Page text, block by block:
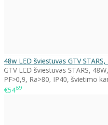
48w LED šviestuvas GTV
GTV LED šviestuvas STARS,
PF>0,9, Ra>80, IP40, švietimo
€5489